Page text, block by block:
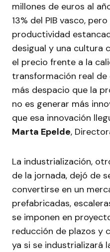
millones de euros al
13% del PIB vasco,
productividad
desigual y una cultura
el precio frente a la
transformación real
más despacio que la
no es generar más
que esa innovación
Marta Epelde,
La industrialización,
de la jornada, dejó de
convertirse en un
prefabricadas,
se imponen en
reducción de plazos y
ya si se industrializará